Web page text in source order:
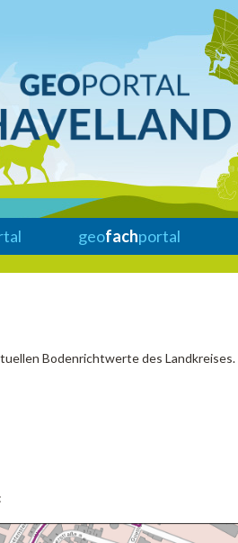
geofachportal
Bodenrichtwerte des Landkreises.